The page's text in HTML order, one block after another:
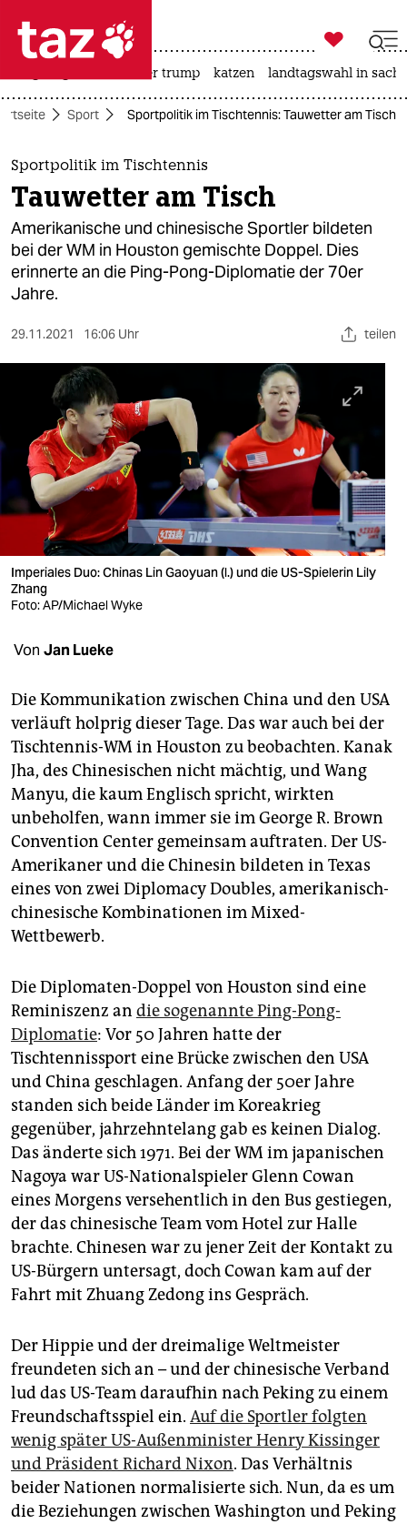
 taz zahl ich
taz zahl ich
themen
politik
öko
gesellschaft
kultur
sport
berlin
nord
wahrheit
verlag
verlag
veranstaltungen
unterstützen
abo
genossenschaft
epaper login

taz zahl ich
usa unter trump katzen landtagswahl in
Sport Sportpolitik im Tischtennis: Tauwetter am Tisch
Sportpolitik im Tischtennis
Tauwetter am Tisch
Amerikanische und chinesische Sportler bildeten
bei der WM in Houston gemischte Doppel. Dies
erinnerte an die Ping-Pong-Diplomatie der 70er
Jahre.
29.11.2021 16:06 Uhr teilen
Imperiales Duo: Chinas Lin Gaoyuan (l.) und die US-Spielerin Lily
Zhang
Foto: AP/Michael Wyke
Von Jan Lueke
Die Kommunikation zwischen China und den USA
verläuft holprig dieser Tage. Das war auch bei der
Tischtennis-WM in Houston zu beobachten. Kanak
Jha, des Chinesischen nicht mächtig, und Wang
Manyu, die kaum Englisch spricht, wirkten
unbeholfen, wann immer sie im George R. Brown
Convention Center gemeinsam auftraten. Der US-
Amerikaner und die Chinesin bildeten in Texas
eines von zwei Diplomacy Doubles, amerikanisch-
chinesische Kombinationen im Mixed-
Wettbewerb.
Die Diplomaten-Doppel von Houston sind eine
Reminiszenz an die sogenannte Ping-Pong-
Diplomatie: Vor 50 Jahren hatte der
Tischtennissport eine Brücke zwischen den USA
und China geschlagen. Anfang der 50er Jahre
standen sich beide Länder im Koreakrieg
gegenüber, jahrzehntelang gab es keinen Dialog.
Das änderte sich 1971. Bei der WM im japanischen
Nagoya war US-Nationalspieler Glenn Cowan
eines Morgens versehentlich in den Bus gestiegen,
der das chinesische Team vom Hotel zur Halle
brachte. Chinesen war zu jener Zeit der Kontakt zu
US-Bürgern untersagt, doch Cowan kam auf der
Fahrt mit Zhuang Zedong ins Gespräch.
Der Hippie und der dreimalige Weltmeister
freundeten sich an – und der chinesische Verband
lud das US-Team daraufhin nach Peking zu einem
Freundschaftsspiel ein. Auf die Sportler folgten
wenig später US-Außenminister Henry Kissinger
und Präsident Richard Nixon. Das Verhältnis
beider Nationen normalisierte sich. Nun, da es um
die Beziehungen zwischen Washington und Peking